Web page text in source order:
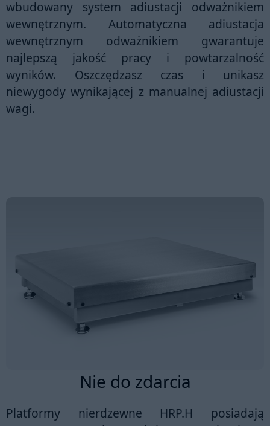
wbudowany system adiustacji odważnikiem
wewnętrznym. Automatyczna adiustacja
wewnętrznym odważnikiem gwarantuje
najlepszą jakość pracy i powtarzalność
wyników. Oszczędzasz czas i unikasz
niewygody wynikającej z manualnej adiustacji
wagi.
Nie do zdarcia
Platformy nierdzewne HRP.H posiadają